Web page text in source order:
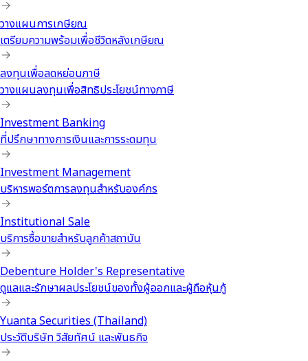
วางแผนการเกษียณ
เตรียมความพร้อมเพื่อชีวิตหลังเกษียณ
ลงทุนเพื่อลดหย่อนภาษี
วางแผนลงทุนเพื่อสิทธิประโยชน์ทางภาษี
Investment Banking
ที่ปรึกษาทางการเงินและการระดมทุน
Investment Management
บริหารพอร์ตการลงทุนสำหรับองค์กร
Institutional Sale
บริการซื้อขายสำหรับลูกค้าสถาบัน
Debenture Holder's Representative
ดูแลและรักษาผลประโยชน์ของทั้งผู้ออกและผู้ถือหุ้นกู้
Yuanta Securities (Thailand)
ประวัติบริษัท วิสัยทัศน์ และพันธกิจ